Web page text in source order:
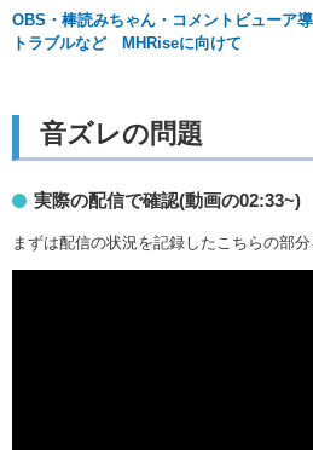
OBS・棒読みちゃん・コメントビューア
トラブルなど MHRiseに向けて
音ズレの問題
実際の配信で確認(動画の02:33~)
まずは配信の状況を記録したこちらの部分